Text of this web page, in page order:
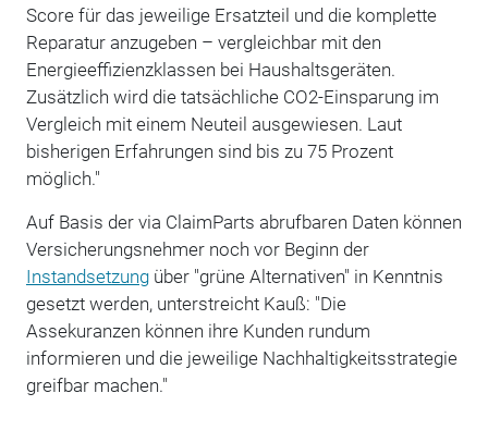
Score für das jeweilige Ersatzteil und die komplette
Reparatur anzugeben – vergleichbar mit den
Energieeffizienzklassen bei Haushaltsgeräten.
Zusätzlich wird die tatsächliche CO2-Einsparung im
Vergleich mit einem Neuteil ausgewiesen. Laut
bisherigen Erfahrungen sind bis zu 75 Prozent
möglich."
Auf Basis der via ClaimParts abrufbaren Daten können
Versicherungsnehmer noch vor Beginn der
Instandsetzungüber "grüne Alternativen" in Kenntnis
gesetzt werden, unterstreicht Kauß: "Die
Assekuranzen können ihre Kunden rundum
informieren und die jeweilige Nachhaltigkeitsstrategie
greifbar machen."